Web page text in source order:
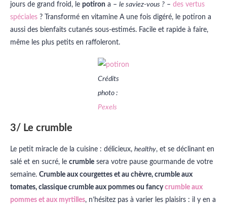
jours de grand froid, le potiron a – le saviez-vous ? – des vertus
spéciales ? Transformé en vitamine A une fois digéré, le potiron a
aussi des bienfaits cutanés sous-estimés. Facile et rapide à faire,
même les plus petits en raffoleront.
Crédits
photo :
Pexels
3/ Le crumble
Le petit miracle de la cuisine : délicieux, healthy, et se déclinant en
salé et en sucré, le crumble sera votre pause gourmande de votre
semaine. Crumble aux courgettes et au chèvre, crumble aux
tomates, classique crumble aux pommes ou fancycrumble aux
pommes et aux myrtilles, n’hésitez pas à varier les plaisirs : il y en a